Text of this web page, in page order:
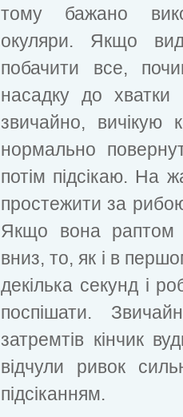
тому бажано
окуляри. Якщо
побачити все,
насадку до
звичайно, вичікую
нормально
потім підсікаю. На
простежити за
Якщо вона раптом
вниз, то, як і в
декілька секунд і
поспішати.
затремтів кінчик
відчули ривок
підсіканням.